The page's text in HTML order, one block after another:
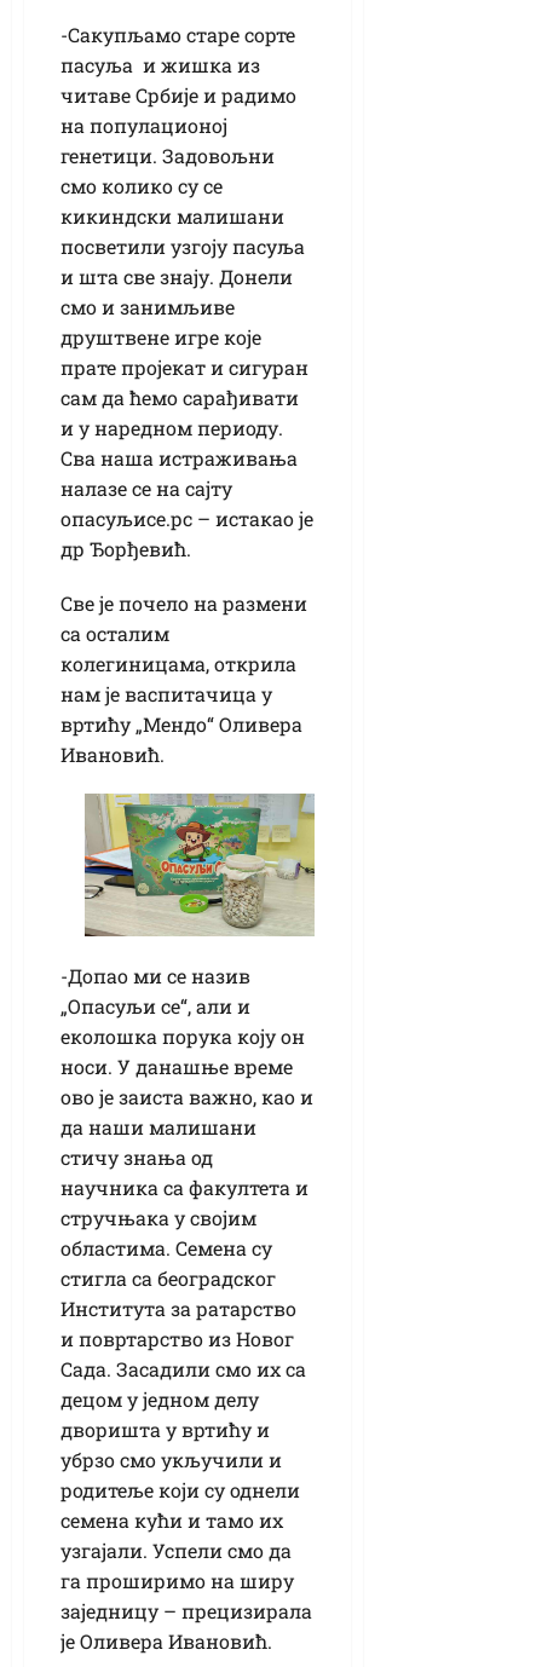
-Сакупљамо старе сорте
пасуља и жишка из
читаве Србије и радимо
на популационој
генетици. Задовољни
смо колико су се
кикиндски малишани
посветили узгоју пасуља
и шта све знају. Донели
смо и занимљиве
друштвене игре које
прате пројекат и сигуран
сам да ћемо сарађивати
и у наредном периоду.
Сва наша истраживања
налазе се на сајту
опасуљисе.рс – истакао је
др Ђорђевић.
Све је почело на размени
са осталим
колегиницама, открила
нам је васпитачица у
вртићу „Мендо“ Оливера
Ивановић.
-Допао ми се назив
„Опасуљи се“, али и
еколошка порука коју он
носи. У данашње време
ово је заиста важно, као и
да наши малишани
стичу знања од
научника са факултета и
стручњака у својим
областима. Семена су
стигла са београдског
Института за ратарство
и повртарство из Новог
Сада. Засадили смо их са
децом у једном делу
дворишта у вртићу и
убрзо смо укључили и
родитеље који су однели
семена кући и тамо их
узгајали. Успели смо да
га проширимо на ширу
заједницу – прецизирала
је Оливера Ивановић.